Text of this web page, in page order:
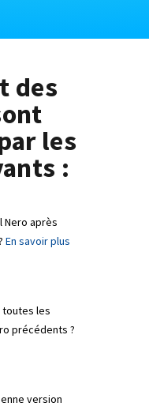
des
les
:
Nero après
En savoir plus
toutes les
précédents ?
version